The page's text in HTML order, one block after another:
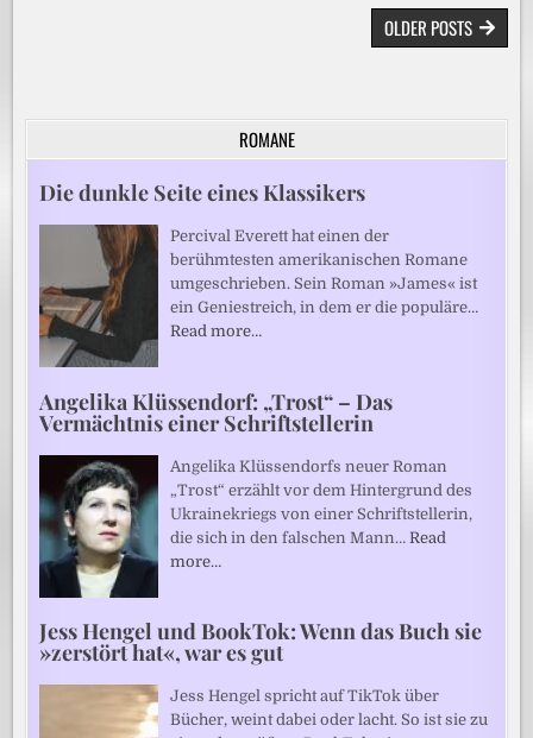
BEITRAGSNAVIGATIONOLDER POSTS
ROMANE
Die dunkle Seite eines Klassikers
Percival Everett hat einen der
berühmtesten amerikanischen Romane
umgeschrieben. Sein Roman »James« ist
ein Geniestreich, in dem er die populäre…
Read more…
Angelika Klüssendorf: „Trost“ – Das
Vermächtnis einer Schriftstellerin
Angelika Klüssendorfs neuer Roman
„Trost“ erzählt vor dem Hintergrund des
Ukrainekriegs von einer Schriftstellerin,
die sich in den falschen Mann…Read
more…
Jess Hengel und BookTok: Wenn das Buch sie
»zerstört hat«, war es gut
Jess Hengel spricht auf TikTok über
Bücher, weint dabei oder lacht. So ist sie zu